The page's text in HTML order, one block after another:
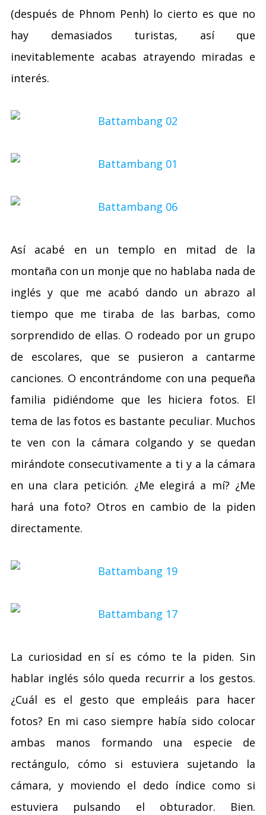
(después de Phnom Penh) lo cierto es que no
hay demasiados turistas, así que
inevitablemente acabas atrayendo miradas e
interés.
Así acabé en un templo en mitad de la
montaña con un monje que no hablaba nada de
inglés y que me acabó dando un abrazo al
tiempo que me tiraba de las barbas, como
sorprendido de ellas. O rodeado por un grupo
de escolares, que se pusieron a cantarme
canciones. O encontrándome con una pequeña
familia pidiéndome que les hiciera fotos. El
tema de las fotos es bastante peculiar. Muchos
te ven con la cámara colgando y se quedan
mirándote consecutivamente a ti y a la cámara
en una clara petición. ¿Me elegirá a mí? ¿Me
hará una foto? Otros en cambio de la piden
directamente.
La curiosidad en sí es cómo te la piden. Sin
hablar inglés sólo queda recurrir a los gestos.
¿Cuál es el gesto que empleáis para hacer
fotos? En mi caso siempre había sido colocar
ambas manos formando una especie de
rectángulo, cómo si estuviera sujetando la
cámara, y moviendo el dedo índice como si
estuviera pulsando el obturador. Bien.